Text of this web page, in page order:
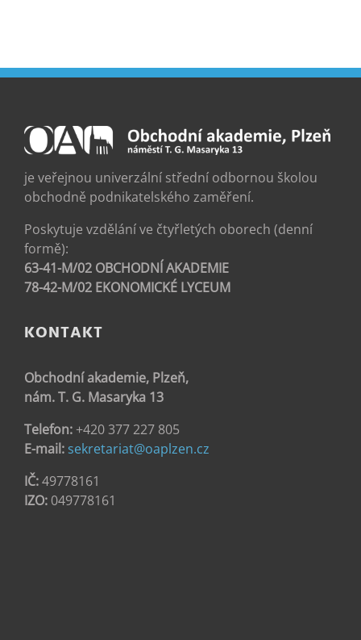
je veřejnou univerzální střední odbornou školou
obchodně podnikatelského zaměření.
Poskytuje vzdělání ve čtyřletých oborech (denní
formě):
63-41-M/02 OBCHODNÍ AKADEMIE
78-42-M/02 EKONOMICKÉ LYCEUM
KONTAKT
Obchodní akademie, Plzeň,
nám. T. G. Masaryka 13
Telefon: +420 377 227 805
E-mail: sekretariat@oaplzen.cz
IČ:49778161
IZO: 049778161